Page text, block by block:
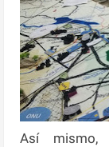
Así mismo,